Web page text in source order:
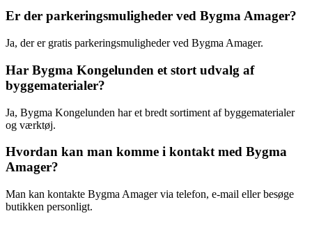
Er der parkeringsmuligheder ved Bygma Amager?
Ja, der er gratis parkeringsmuligheder ved Bygma Amager.
Har Bygma Kongelunden et stort udvalg af
byggematerialer?
Ja, Bygma Kongelunden har et bredt sortiment af byggematerialer
og værktøj.
Hvordan kan man komme i kontakt med Bygma
Amager?
Man kan kontakte Bygma Amager via telefon, e-mail eller besøge
butikken personligt.